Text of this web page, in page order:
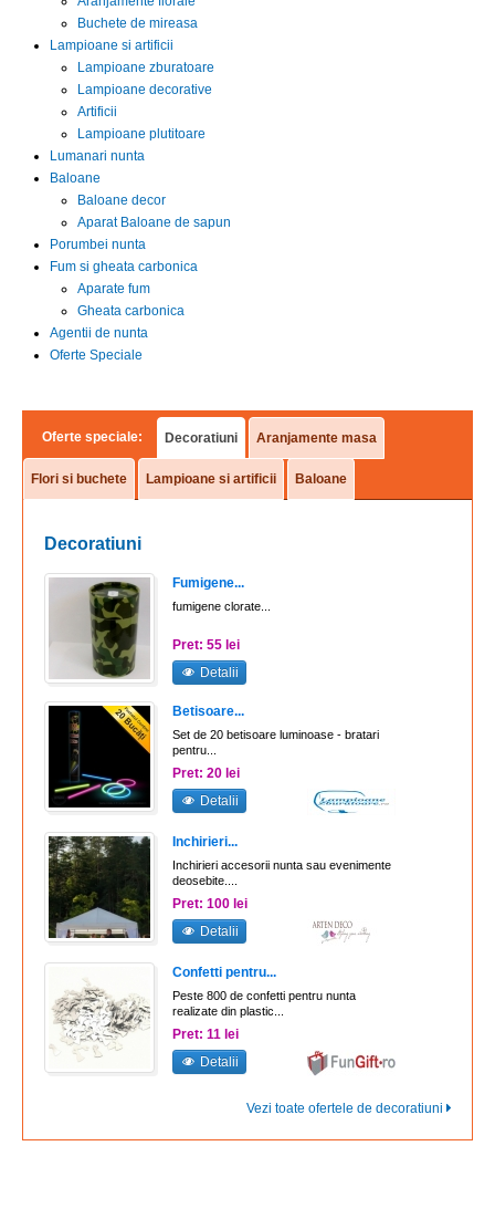
Buchete de mireasa
Lampioane si artificii
Lampioane zburatoare
Lampioane decorative
Artificii
Lampioane plutitoare
Lumanari nunta
Baloane
Baloane decor
Aparat Baloane de sapun
Porumbei nunta
Fum si gheata carbonica
Aparate fum
Gheata carbonica
Agentii de nunta
Oferte Speciale
Oferte speciale: Decoratiuni Aranjamente masa
Flori si buchete Lampioane si artificii Baloane
Decoratiuni
Fumigene...
fumigene clorate...
Pret: 55 lei
Detalii
Betisoare...
Set de 20 betisoare luminoase - bratari
pentru...
Pret: 20 lei
Detalii
Inchirieri...
Inchirieri accesorii nunta sau evenimente
deosebite....
Pret: 100 lei
Detalii
Confetti pentru...
Peste 800 de confetti pentru nunta
realizate din plastic...
Pret: 11 lei
Detalii
Vezi toate ofertele de decoratiuni